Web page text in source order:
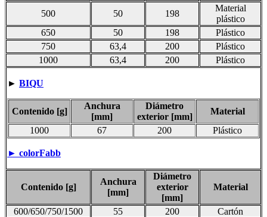
500 50 198
Material
plástico
650
50 198
Plástico
750
63,4 200
Plástico
1000
63,4 200 Plástico
► BIQU
Contenido [g]
Anchura
[mm]
Diámetro
exterior [mm]
Material
1000
67 200 Plástico
► colorFabb
Contenido [g]
Anchura
[mm]
Diámetro
exterior
[mm]
Material
600/650/750/1500 55 200
Cartón